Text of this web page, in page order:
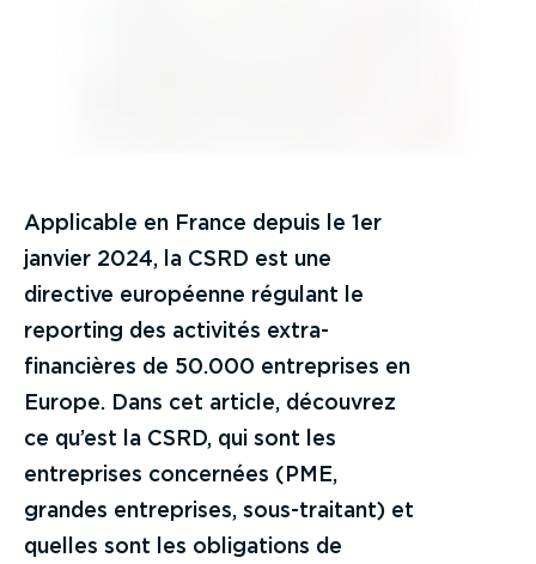
Applicable en France depuis le 1er
janvier 2024, la CSRD est une
directive européenne régulant le
reporting des activités extra-
financières de 50.000 entreprises en
Europe. Dans cet article, découvrez
ce qu’est la CSRD, qui sont les
entreprises concernées (PME,
grandes entreprises, sous-traitant) et
quelles sont les obligations de